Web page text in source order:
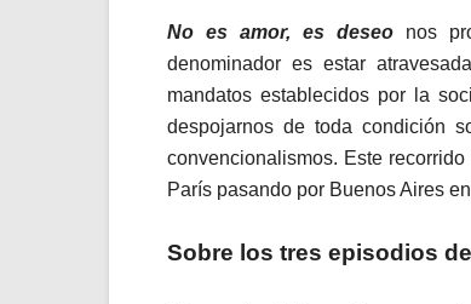
No es amor, es deseo nos
denominador es estar
mandatos establecidos por la
despojarnos de toda condición
convencionalismos. Este
París pasando por Buenos Aires
Sobre los tres episodios